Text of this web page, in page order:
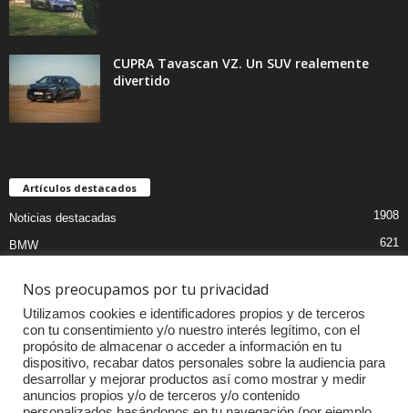
CUPRA Tavascan VZ. Un SUV realemente
divertido
Artículos destacados
Noticias destacadas 1908
BMW 621
Pruebas coches
Audi
MOTOS
Competiciones
Mercedes
Nos preocupamos por tu privacidad
Utilizamos cookies e identificadores propios y de terceros
con tu consentimiento y/o nuestro interés legítimo, con el
propósito de almacenar o acceder a información en tu
dispositivo, recabar datos personales sobre la audiencia para
desarrollar y mejorar productos así como mostrar y medir
anuncios propios y/o de terceros y/o contenido